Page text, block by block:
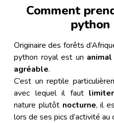
Comment
python
Originaire des forêts
python royal est un
agréable.
C’est un reptile
avec lequel il faut
nature plutôt nocturne, il
lors de ses pics d’activité au